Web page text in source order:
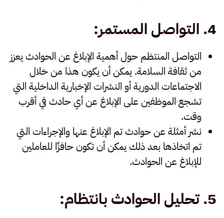
4. التواصل المستمر:
التواصل المنتظم حول أهمية الإبلاغ عن الحوادثيعزز
من ثقافة السلامة. يمكن أن يكون هذا من خلال
الاجتماعات الدورية أو النشرات الإخبارية الداخلية التي
تشجع الموظفين على الإبلاغ عن أي حادث في أقرب
وقت.
نشر أمثلة عن حوادث تم الإبلاغ عنها والإجراءات التي
تم اتخاذها بعد ذلك يمكن أن تكون حافزًا للعاملين
للإبلاغ عن الحوادث.
5. تحليل الحوادث بانتظام: